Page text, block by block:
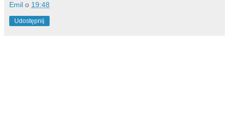
Emil o 19:48
Udostępnij